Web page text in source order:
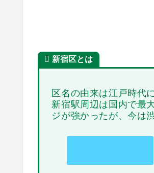
新宿区とは
区名の由来は江戸時代
新宿駅周辺は国内で最
ジが強かったが、今は